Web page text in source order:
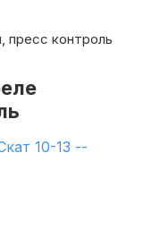
пресс контроль
10-13 --